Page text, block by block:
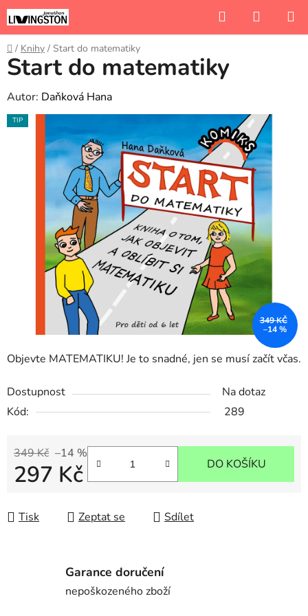
Přejít
na
obsah
Hledat
KOŠÍK
Domů
/ Knihy / Start do matematiky
Objevte MATEMATIKU! Je to snadné, jen se musí začít včas.
Dostupnost
Na dotaz
Kód:
289
349 Kč –14 %
297 Kč DO KOŠÍKU
Tisk Zeptat se Sdílet
Start do matematiky
Autor: Daňková Hana
TIP
349 KČ
–14 %
Garance doručení
nepoškozeného zboží